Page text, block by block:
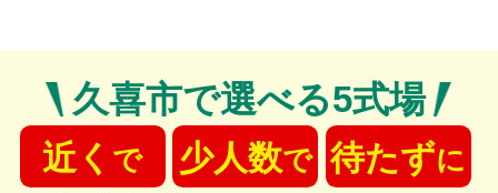
久喜市で選べる5式場
近く で 少人数で 待たずに